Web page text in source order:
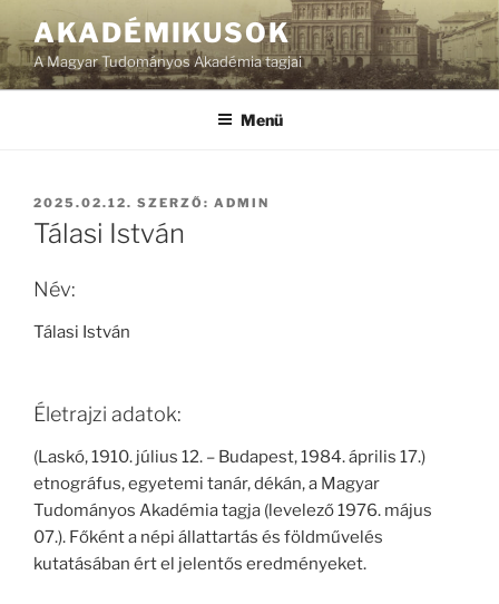
AKADÉMIKUSOK
A Magyar Tudományos Akadémia tagjai
Menü
BEKÜLDVE:
2025.02.12. SZERZŐ: ADMIN
Tálasi István
Név:
Tálasi István
Életrajzi adatok:
(Laskó, 1910. július 12. – Budapest, 1984. április 17.)
etnográfus, egyetemi tanár, dékán, a Magyar
Tudományos Akadémia tagja (levelező 1976. május
07.). Főként a népi állattartás és földművelés
kutatásában ért el jelentős eredményeket.